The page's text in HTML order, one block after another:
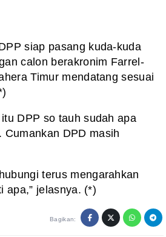
siap pasang kuda-kuda
calon berakronim Farrel-
Timur mendatang sesuai
DPP so tauh sudah apa
DPD masih
terus mengarahkan
apa,” jelasnya. (*)
Bagikan: